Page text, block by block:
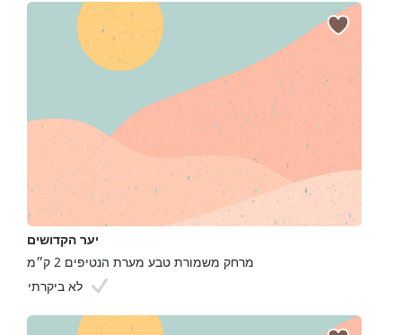
יער הקדושים
מרחק משמורת טבע מערת הנטיפים 2 ק״מ
לא ביקרתי